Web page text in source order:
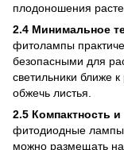
плодоношения
2.4 Минимальное
фитолампы
безопасными для
светильники ближе
обжечь листья.
2.5 Компактность и
фитодиодные лампы
можно размещать